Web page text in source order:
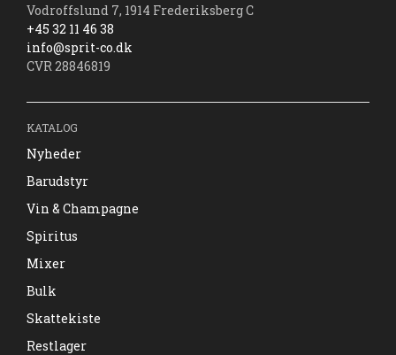
Vodroffslund 7, 1914 Frederiksberg C
+45 32 11 46 38
info@sprit-co.dk
CVR 28846819
KATALOG
Nyheder
Barudstyr
Vin & Champagne
Spiritus
Mixer
Bulk
Skattekiste
Restlager